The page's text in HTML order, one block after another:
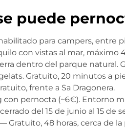
puede
para campers, entre
con vistas al mar, máximo
dentro del parque natural.
Gratuito, 20 minutos a
frente a Sa Dragonera.
pernocta (~6€). Entorno
del 15 de junio al 15 de
Gratuito, 48 horas, cerca de la